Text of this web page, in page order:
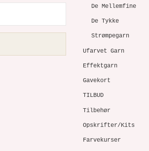
De Mellemfine
De Tykke
Strømpegarn
Ufarvet Garn
Effektgarn
Gavekort
TILBUD
Tilbehør
Opskrifter/Kits
Farvekurser